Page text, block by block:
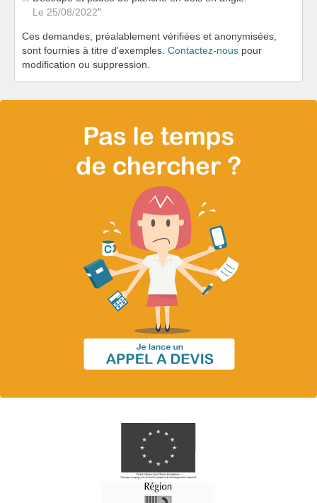
Le 25/08/2022
Ces demandes, préalablement vérifiées et anonymisées,
sont fournies à titre d'exemples. Contactez-nous pour
modification ou suppression.